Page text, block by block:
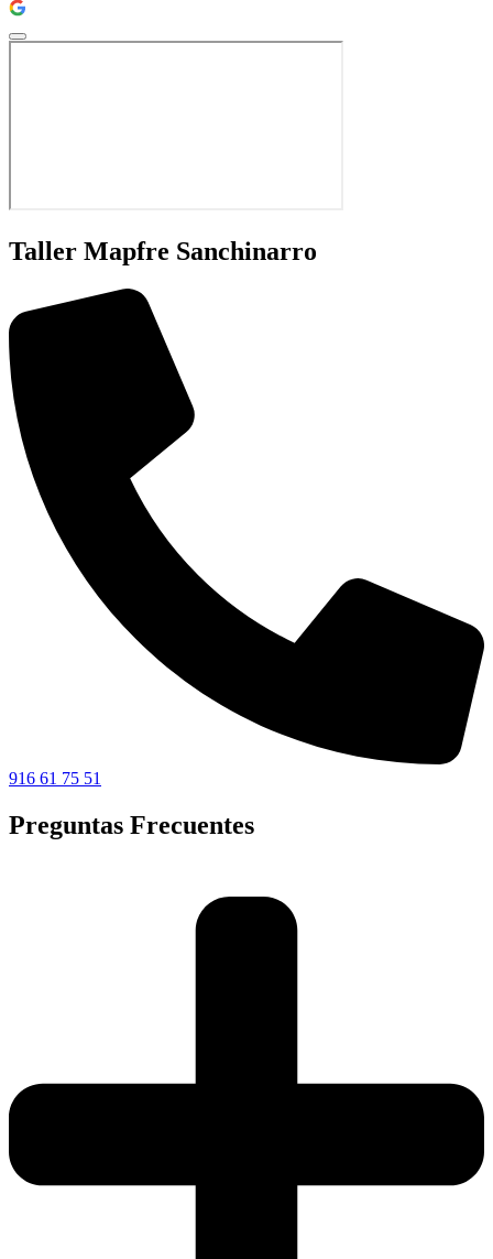
Taller Mapfre Sanchinarro
916 61 75 51
Preguntas Frecuentes